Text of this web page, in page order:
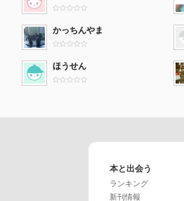
かっちんやま
ほうせん
本と出会う
ランキング
新刊情報